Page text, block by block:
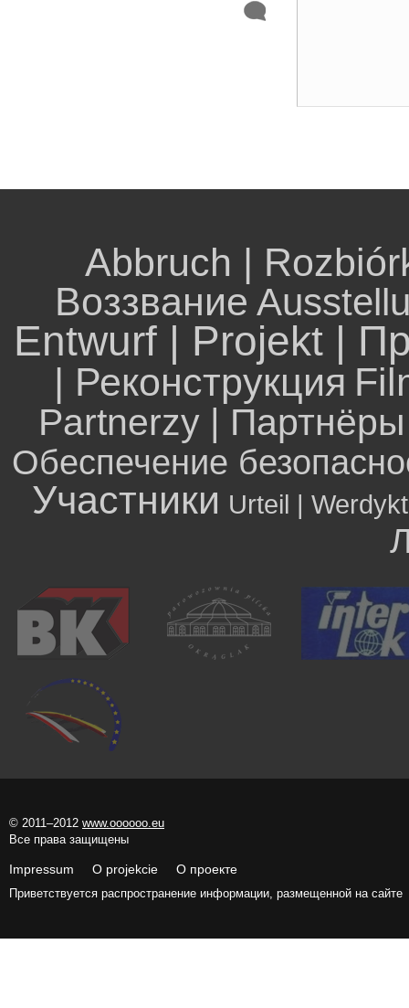
Abbruch |
Воззвание
Entwurf | Projekt |
| Реконструкция
Partnerzy | Партнёры
Обеспечение
Участники Urteil |
© 2011–2012 www.oooooo.eu
Все права защищены
Impressum O projekcie О проекте
Приветствуется распространение информации, размещенной на сайте